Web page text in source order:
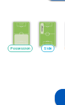
Side
Possession